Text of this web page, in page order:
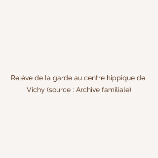
Relève de la garde au centre hippique de
Vichy (source : Archive familiale)